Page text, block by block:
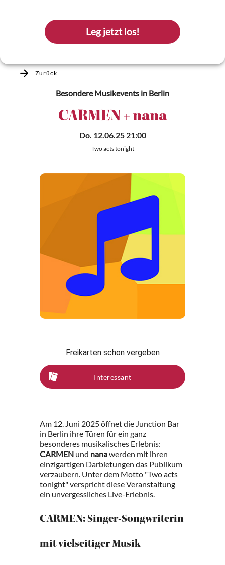
Leg jetzt los!
Zurück
Besondere Musikevents in Berlin
CARMEN + nana
Do. 12.06.25 21:00
Two acts tonight
Freikarten schon vergeben
Interessant
Am 12. Juni 2025 öffnet die Junction Bar
in Berlin ihre Türen für ein ganz
besonderes musikalisches Erlebnis:
CARMEN und nanawerden mit ihren
einzigartigen Darbietungen das Publikum
verzaubern. Unter dem Motto "Two acts
tonight" verspricht diese Veranstaltung
ein unvergessliches Live-Erlebnis.
CARMEN: Singer-Songwriterin
mit vielseitiger Musik